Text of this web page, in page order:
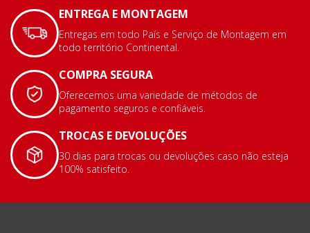
ENTREGA E MONTAGEM
Entregas em todo País e Serviço de Montagem em
todo território Continental.
COMPRA SEGURA
Oferecemos uma variedade de métodos de
pagamento seguros e confiáveis.
TROCAS E DEVOLUÇÕES
30 dias para trocas ou devoluções caso não esteja
100% satisfeito.